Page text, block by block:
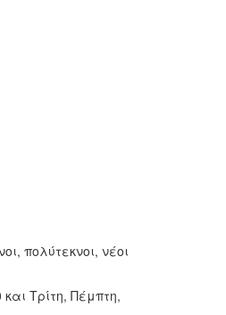
πολύτεκνοι, νέοι
Τρίτη, Πέμπτη,